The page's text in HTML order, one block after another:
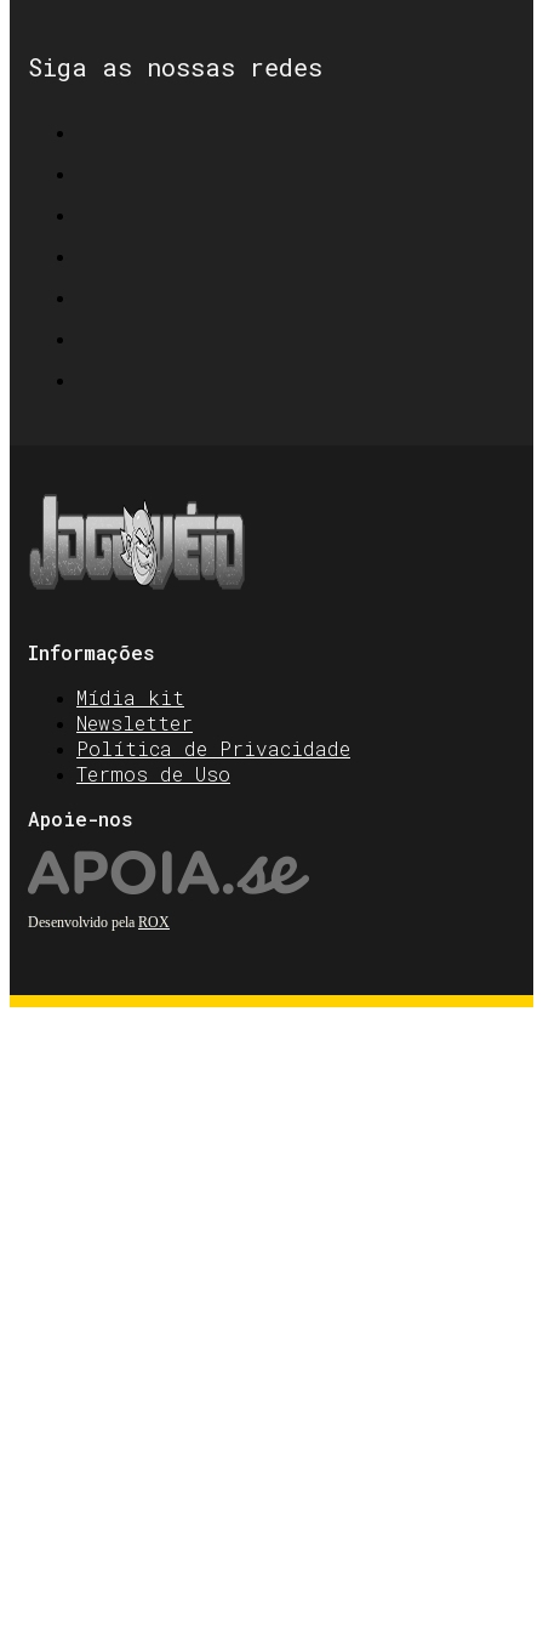
Siga as nossas redes
Informações
Mídia kit
Newsletter
Política de Privacidade
Termos de Uso
Apoie-nos
Desenvolvido pela ROX